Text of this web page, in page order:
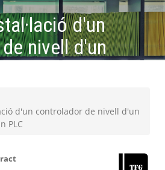
d'un
nivell d'un
d'un controlador de nivell d'un
PLC